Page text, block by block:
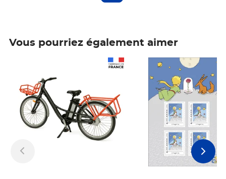
Vous pourriez également aimer
Prix 6,25€ HT